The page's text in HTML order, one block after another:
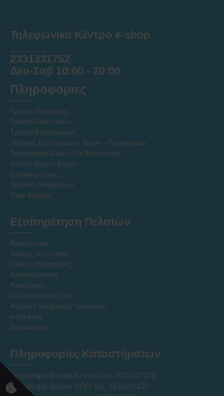
Τηλεφωνικό Κέντρο e-shop
2331331752
Δευ-Σαβ 10:00 - 20:00
Πληροφοριες
Τρόποι Πληρωμής
Τρόποι Αποστολών
Τρόποι Επιστροφών
Πολιτική Εκπτώσεων - Τιμών - Προσφορών
Συσκευασία Δώρου Και Αποστολής
Κάρτες Ευχών δώρου
Σχετικά με εμάς
Πολιτική Απορρήτου
Όροι Χρήσης
Εξυπηρέτηση Πελατών
Επικοινωνία
Χάρτης ιστότοπου
Όλες οι Προσφορές
Κατασκευαστές
Αναζήτηση
Ο λογαριασμός μου
Αίτημα Επιστροφής Προϊόντος
e-tza blog
Δωροκάρτες
Πληροφορίες Καταστήματων
Κατάστημα Βέροια Κέντρο τηλ. 2331027170
Κατάστημα Βέροια ΝΠΟ τηλ. 2331027237